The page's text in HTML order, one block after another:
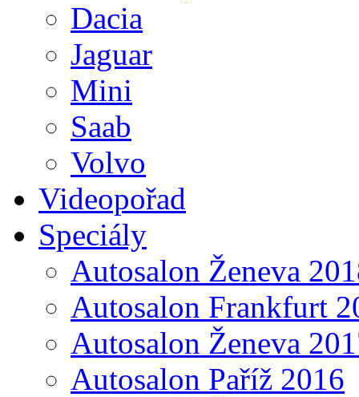
Dacia
Jaguar
Mini
Saab
Volvo
Videopořad
Speciály
Autosalon Ženeva
Autosalon Frankfurt
Autosalon Ženeva
Autosalon Paříž 2016